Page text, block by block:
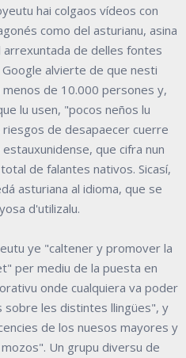
hai colgaos vídeos con
como del asturianu, asina
arrexuntada de delles fontes
alvierte de que nesti
de 10.000 persones y,
lu usen, "pocos neños lu
de desapaecer cuerre
que cifra nun
de falantes nativos. Sicasí,
asturiana al idioma, que se
d'utilizalu.
ye "caltener y promover la
per mediu de la puesta en
onde cualquiera va poder
sobre les distintes llingües", y
de los nuesos mayores y
Un grupu diversu de